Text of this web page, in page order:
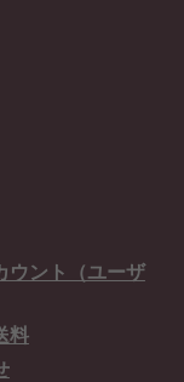
ウント（ユーザ
料